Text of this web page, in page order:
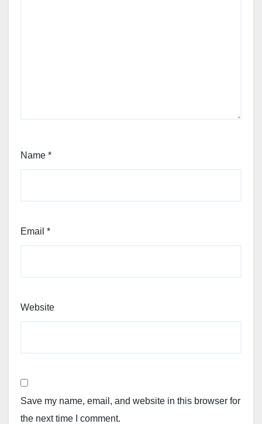
Name *
Email *
Website
Save my name, email, and website in this browser for
the next time I comment.